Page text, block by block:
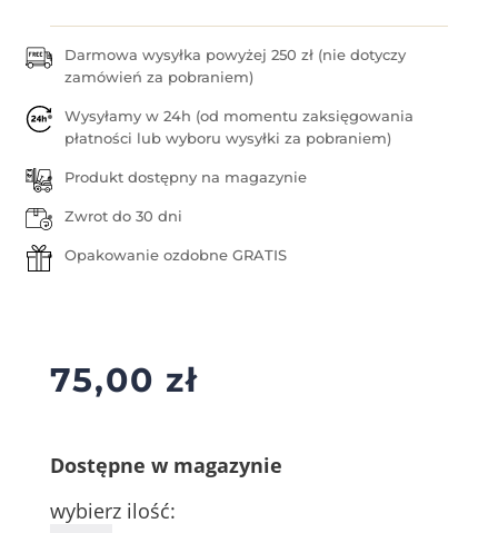
Darmowa wysyłka powyżej 250 zł (nie dotyczy
zamówień za pobraniem)
Wysyłamy w 24h (od momentu zaksięgowania
płatności lub wyboru wysyłki za pobraniem)
Produkt dostępny na magazynie
Zwrot do 30 dni
Opakowanie ozdobne GRATIS
75,00 zł
Dostępne w magazynie
wybierz ilość: